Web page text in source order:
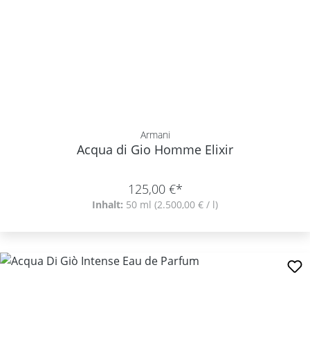
Armani
Acqua di Gio Homme Elixir
125,00 €*
Inhalt: 50 ml (2.500,00 € / l)